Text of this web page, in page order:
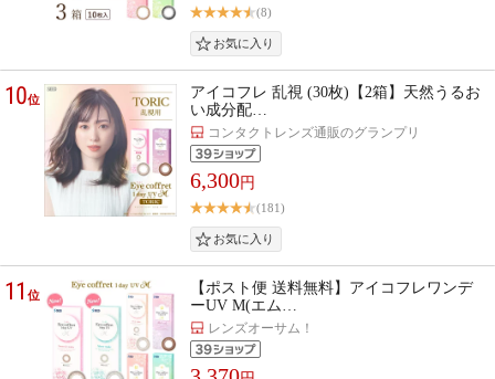
(8)
10位
アイコフレ 乱視 (30枚)【2箱】天然うるお
い成分配…
コンタクトレンズ通販のグランプリ
6,300円
(181)
11位
【ポスト便 送料無料】アイコフレワンデ
ーUV M(エム…
レンズオーサム！